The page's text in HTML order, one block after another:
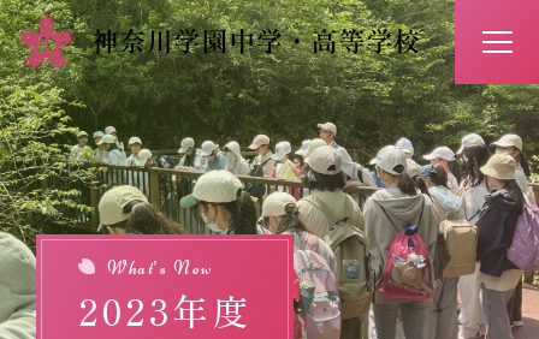
アクセス お問い合わせ
入試情報 イベント予約
Top
What’s New
2023年度